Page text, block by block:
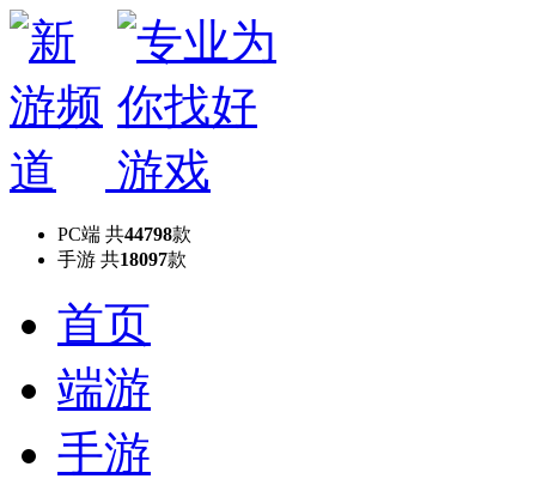
PC端 共44798款
手游 共18097款
首页
端游
手游